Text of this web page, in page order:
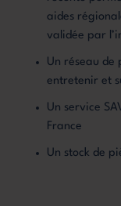
aides
validée par
Un réseau de
entretenir et
Un service
France
Un stock de